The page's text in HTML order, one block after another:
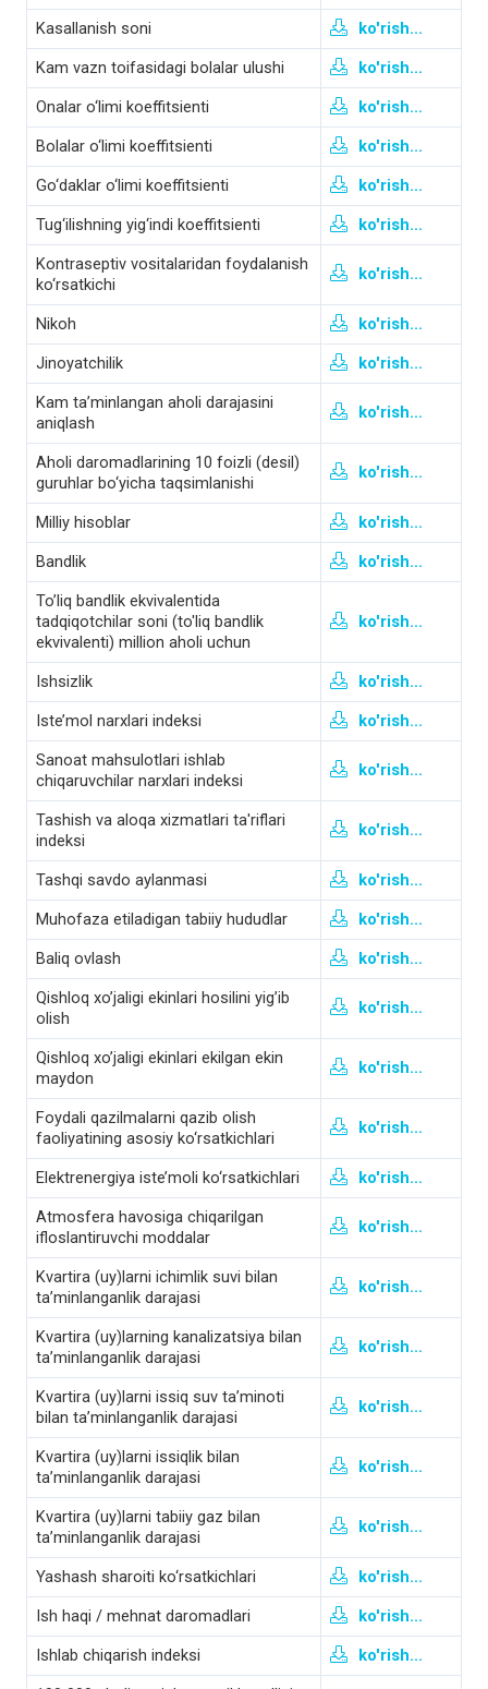
Kasallanish soni
ko'rish...
Kam vazn toifasidagi bolalar ulushi
ko'rish...
Onalar o‘limi koeffitsienti
ko'rish...
Bolalar o‘limi koeffitsienti
ko'rish...
Go‘daklar o‘limi koeffitsienti
ko'rish...
Tug‘ilishning yig‘indi koeffitsienti
ko'rish...
Kontraseptiv vositalaridan foydalanish
ko‘rsatkichi
ko'rish...
Nikoh
ko'rish...
Jinoyatchilik
ko'rish...
Kam ta’minlangan aholi darajasini
aniqlash
ko'rish...
Aholi daromadlarining 10 foizli (desil)
guruhlar bo‘yicha taqsimlanishi
ko'rish...
Milliy hisoblar
ko'rish...
Bandlik
ko'rish...
To’liq bandlik ekvivalentida
tadqiqotchilar soni (to'liq bandlik
ekvivalenti) million aholi uchun
ko'rish...
Ishsizlik
ko'rish...
Iste’mol narxlari indeksi
ko'rish...
Sanoat mahsulotlari ishlab
chiqaruvchilar narxlari indeksi
ko'rish...
Tashish va aloqa xizmatlari ta'riflari
indeksi
ko'rish...
Tashqi savdo aylanmasi
ko'rish...
Muhofaza etiladigan tabiiy hududlar
ko'rish...
Baliq ovlash
ko'rish...
Qishloq xo’jaligi ekinlari hosilini yig’ib
olish
ko'rish...
Qishloq xo’jaligi ekinlari ekilgan ekin
maydon
ko'rish...
Foydali qazilmalarni qazib olish
faoliyatining asosiy ko‘rsatkichlari
ko'rish...
Elektrenergiya iste’moli ko‘rsatkichlari
ko'rish...
Atmosfera havosiga chiqarilgan
ifloslantiruvchi moddalar
ko'rish...
Kvartira (uy)larni ichimlik suvi bilan
ta’minlanganlik darajasi
ko'rish...
Kvartira (uy)larning kanalizatsiya bilan
ta’minlanganlik darajasi
ko'rish...
Kvartira (uy)larni issiq suv ta’minoti
bilan ta’minlanganlik darajasi
ko'rish...
Kvartira (uy)larni issiqlik bilan
ta’minlanganlik darajasi
ko'rish...
Kvartira (uy)larni tabiiy gaz bilan
ta’minlanganlik darajasi
ko'rish...
Yashash sharoiti ko‘rsatkichlari
ko'rish...
Ish haqi / mehnat daromadlari
ko'rish...
Ishlab chiqarish indeksi
ko'rish...